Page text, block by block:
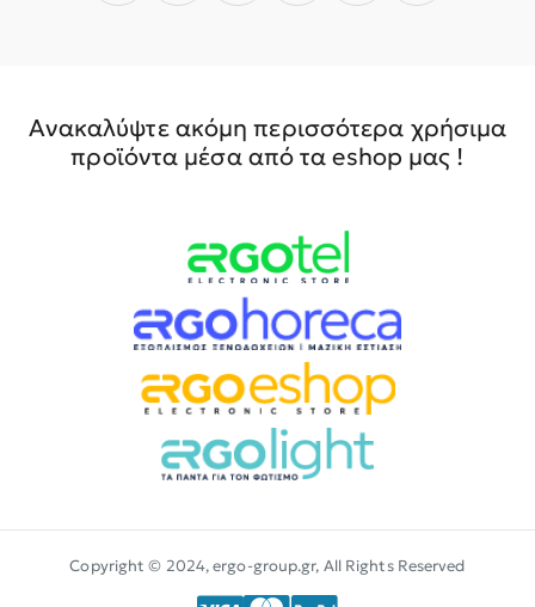
Ανακαλύψτε ακόμη περισσότερα χρήσιμα
προϊόντα μέσα από τα eshop μας !
Copyright © 2024, ergo-group.gr, All Rights Reserved